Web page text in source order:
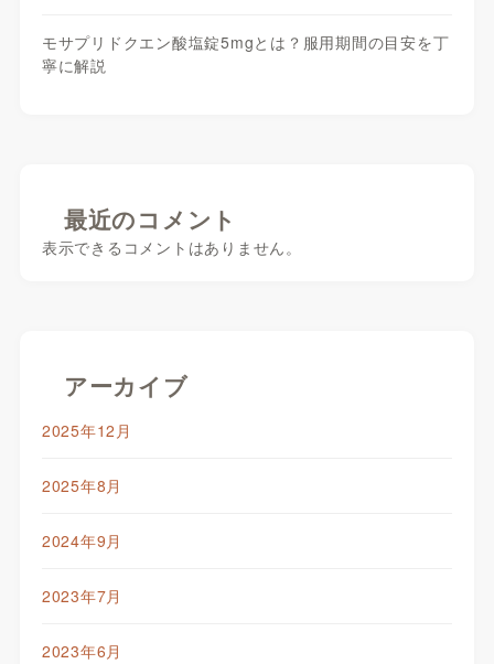
モサプリドクエン酸塩錠5mgとは？服用期間の目安を丁
寧に解説
最近のコメント
表示できるコメントはありません。
アーカイブ
2025年12月
2025年8月
2024年9月
2023年7月
2023年6月